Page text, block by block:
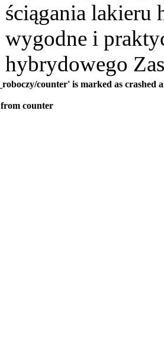
ściągania
wygodne i
hybrydowego
counter' is marked as crashed
counter